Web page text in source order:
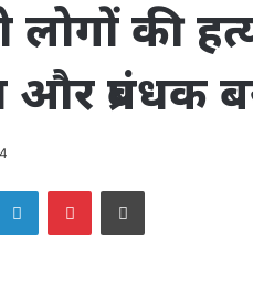
लोगों की
और प्रबंधक
LinkedInPinterestPrint